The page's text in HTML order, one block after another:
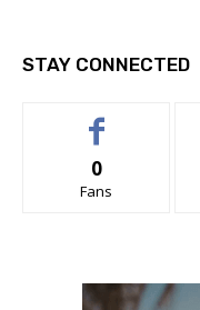
STAY CONNECTED
0
Fans